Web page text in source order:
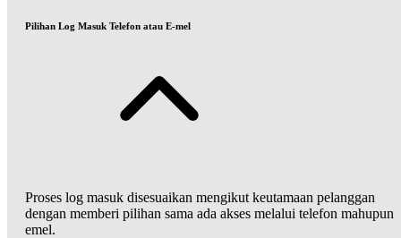
Pilihan Log Masuk Telefon atau E-mel
Proses log masuk disesuaikan mengikut keutamaan pelanggan
dengan memberi pilihan sama ada akses melalui telefon mahupun
emel.